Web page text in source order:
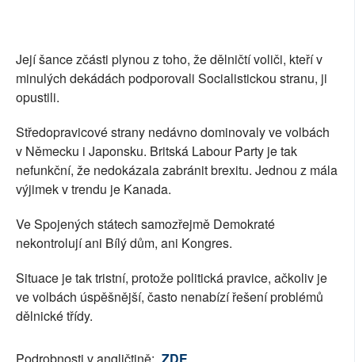
Její šance zčásti plynou z toho, že dělničtí voliči, kteří v
minulých dekádách podporovali Socialistickou stranu, ji
opustili.
Středopravicové strany nedávno dominovaly ve volbách
v Německu i Japonsku. Britská Labour Party je tak
nefunkční, že nedokázala zabránit brexitu. Jednou z mála
výjimek v trendu je Kanada.
Ve Spojených státech samozřejmě Demokraté
nekontrolují ani Bílý dům, ani Kongres.
Situace je tak tristní, protože politická pravice, ačkoliv je
ve volbách úspěšnější, často nenabízí řešení problémů
dělnické třídy.